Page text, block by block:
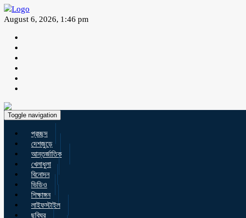
August 6, 2026, 1:46 pm
Toggle navigation
প্রচ্ছদ
দেশজুড়ে
আন্তর্জাতিক
খেলাধুলা
বিনোদন
ভিডিও
শিক্ষাঙ্গন
লাইফস্টাইল
ছবিঘর